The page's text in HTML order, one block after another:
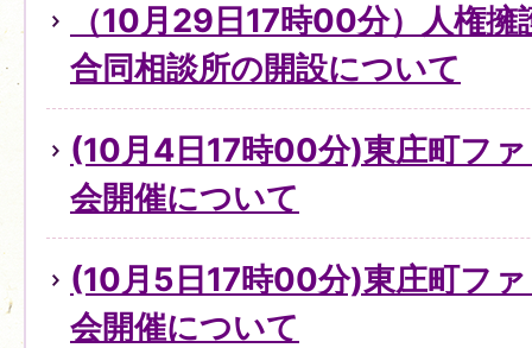
（10月29日17時00分）人権
合同相談所の開設について
(10月4日17時00分)東庄町フ
会開催について
(10月5日17時00分)東庄町フ
会開催について